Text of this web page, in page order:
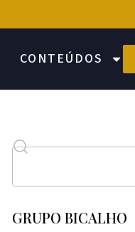
CONTEÚDOS
GRUPO BICALHO